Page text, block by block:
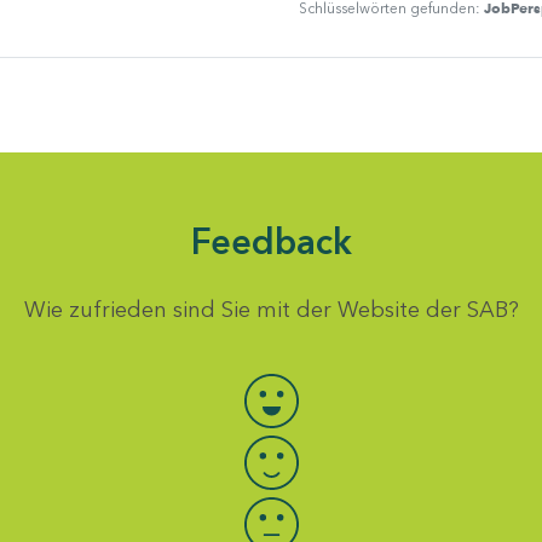
Schlüsselwörten gefunden:
Feedback
Wie zufrieden sind Sie mit der Website der SAB?
Bewertung auswählen